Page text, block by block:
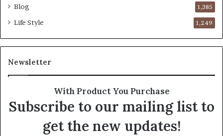
Blog 1,385
Life Style 1,249
Newsletter
With Product You Purchase
Subscribe to our mailing list to
get the new updates!